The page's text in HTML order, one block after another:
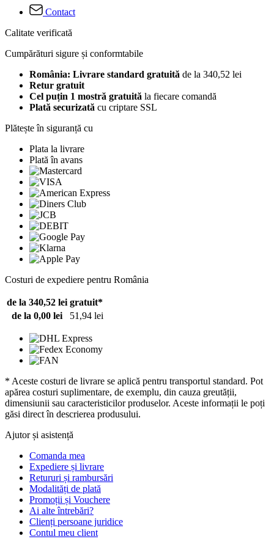
Contact
Calitate verificată
Cumpărături sigure și conformtabile
România: Livrare standard gratuită de la 340,52 lei
Retur gratuit
Cel puțin 1 mostră gratuită la fiecare comandă
Plată securizată cu criptare SSL
Plătește în siguranță cu
Plata la livrare
Plată în avans
Costuri de expediere pentru România
de la 340,52 lei gratuit*
de la 0,00 lei
51,94 lei
* Aceste costuri de livrare se aplică pentru transportul standard. Pot
apărea costuri suplimentare, de exemplu, din cauza greutății,
dimensiunii sau caracteristicilor produselor. Aceste informații le poți
găsi direct în descrierea produsului.
Ajutor și asistență
Comanda mea
Expediere și livrare
Retururi și rambursări
Modalități de plată
Promoții și Vouchere
Ai alte întrebări?
Clienți persoane juridice
Contul meu client